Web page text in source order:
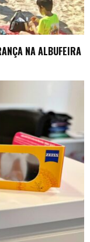
NA ALBUFEIRA